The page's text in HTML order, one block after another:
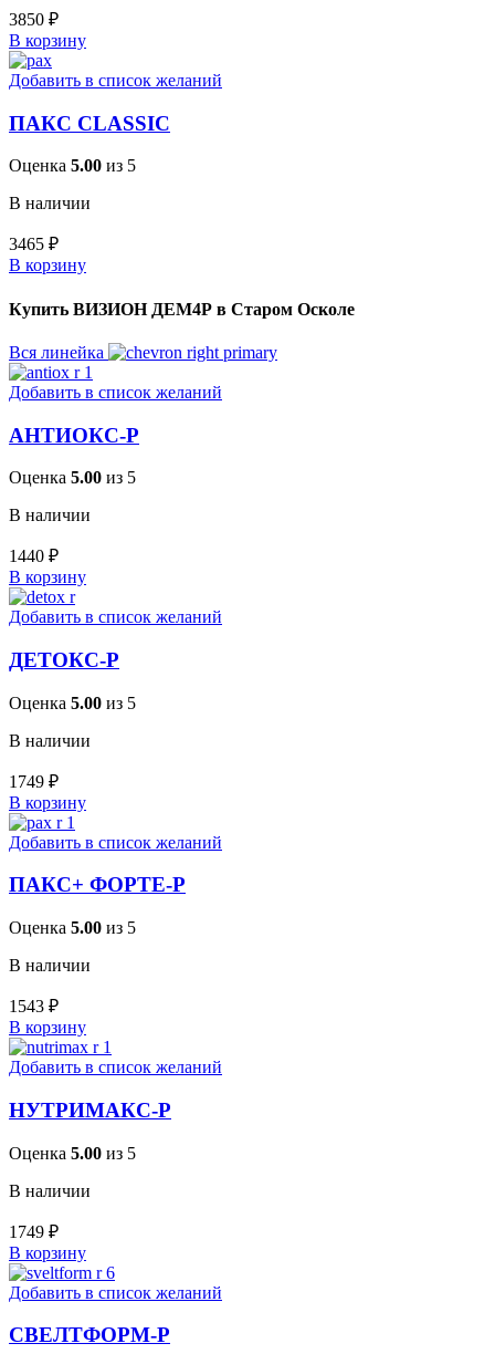
3850 ₽
В корзину
Добавить в список желаний
ПАКС CLASSIC
Оценка 5.00 из 5
В наличии
3465 ₽
В корзину
Купить ВИЗИОН ДЕМ4Р в Старом Осколе
Вся линейка
Добавить в список желаний
АНТИОКС-Р
Оценка 5.00 из 5
В наличии
1440 ₽
В корзину
Добавить в список желаний
ДЕТОКС-Р
Оценка 5.00 из 5
В наличии
1749 ₽
В корзину
Добавить в список желаний
ПАКС+ ФОРТЕ-Р
Оценка 5.00 из 5
В наличии
1543 ₽
В корзину
Добавить в список желаний
НУТРИМАКС-Р
Оценка 5.00 из 5
В наличии
1749 ₽
В корзину
Добавить в список желаний
СВЕЛТФОРМ-Р